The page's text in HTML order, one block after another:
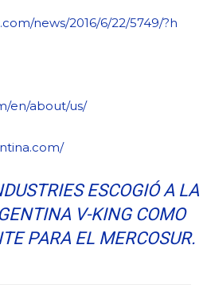
news/2016/6/22/5749/?h
en/about/us/
ESCOGIÓ A LA
V-KING COMO
PARA EL MERCOSUR.